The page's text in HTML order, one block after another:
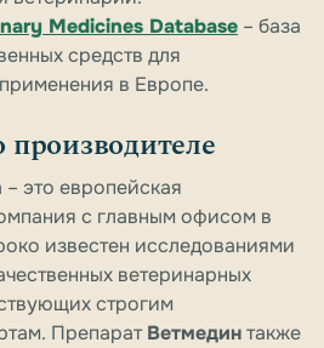
Medicines Database – база
средств для
в Европе.
– это европейская
с главным офисом в
известен исследованиями
ветеринарных
строгим
ПрепаратВетмединтакже